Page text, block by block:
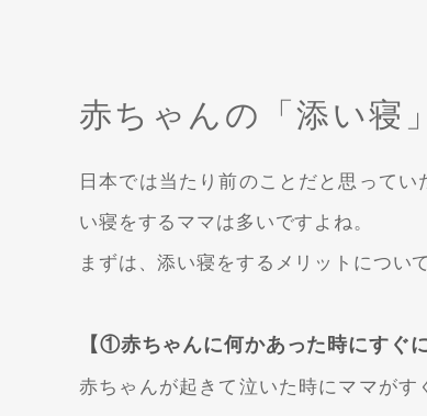
赤ちゃんの「添い寝
日本では当たり前のことだと思って
い寝をするママは多いですよね。
まずは、添い寝をするメリットについ
【①赤ちゃんに何かあった時にすぐ
赤ちゃんが起きて泣いた時にママが